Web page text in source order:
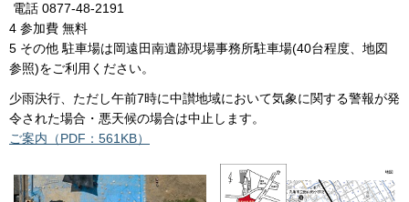
電話 0877-48-2191
4 参加費 無料
5 その他 駐車場は岡遠田南遺跡現場事務所駐車場(40台程度、地図
参照)をご利用ください。
少雨決行、ただし午前7時に中讃地域において気象に関する警報が発
令された場合・悪天候の場合は中止します。
ご案内（PDF：561KB）